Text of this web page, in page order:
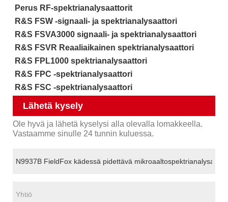
Perus RF-spektrianalysaattorit
R&S FSW -signaali- ja spektrianalysaattori
R&S FSVA3000 signaali- ja spektrianalysaattori
R&S FSVR Reaaliaikainen spektrianalysaattori
R&S FPL1000 spektrianalysaattori
R&S FPC -spektrianalysaattori
R&S FSC -spektrianalysaattori
Lähetä kysely
Ole hyvä ja lähetä kyselysi alla olevalla lomakkeella.
Vastaamme sinulle 24 tunnin kuluessa.